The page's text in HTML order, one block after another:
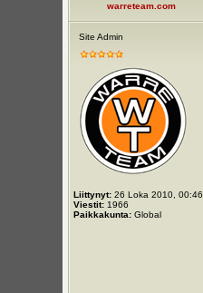
warreteam.com
Site Admin
Liittynyt:26 Loka 2010, 00:46
Viestit:1966
Paikkakunta:Global